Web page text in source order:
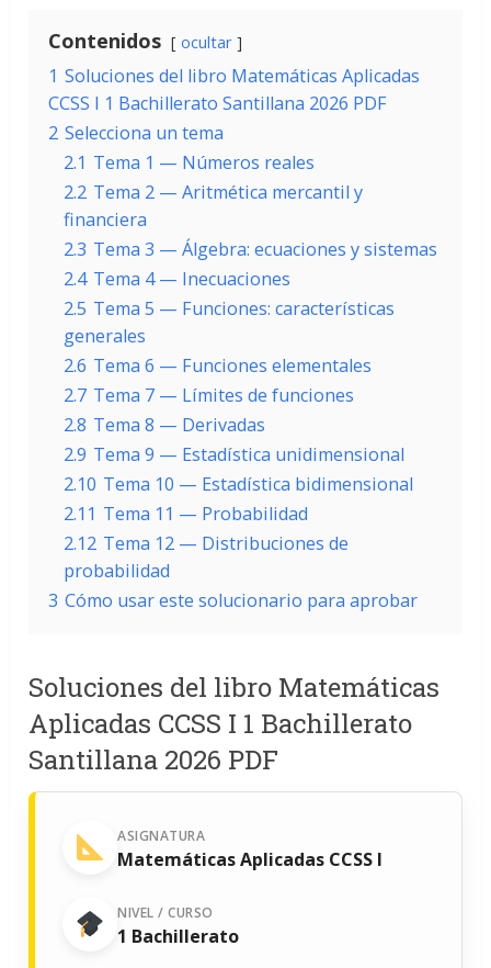
Contenidos ocultar
1 Soluciones del libro Matemáticas Aplicadas
CCSS I 1 Bachillerato Santillana 2026 PDF
2 Selecciona un tema
2.1 Tema 1 — Números reales
2.2 Tema 2 — Aritmética mercantil y
financiera
2.3 Tema 3 — Álgebra: ecuaciones y sistemas
2.4 Tema 4 — Inecuaciones
2.5 Tema 5 — Funciones: características
generales
2.6 Tema 6 — Funciones elementales
2.7 Tema 7 — Límites de funciones
2.8 Tema 8 — Derivadas
2.9 Tema 9 — Estadística unidimensional
2.10 Tema 10 — Estadística bidimensional
2.11 Tema 11 — Probabilidad
2.12 Tema 12 — Distribuciones de
probabilidad
3 Cómo usar este solucionario para aprobar
Soluciones del libro Matemáticas
Aplicadas CCSS I 1 Bachillerato
Santillana 2026 PDF
ASIGNATURA
Matemáticas Aplicadas CCSS I
NIVEL / CURSO
1 Bachillerato